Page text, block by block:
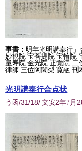
事書： 明年光明講奉行」
妙観院 宝菩提院 宝輪院
量寿院 金光院 正覚院 二
律師 三位阿闍梨 寛融 刊
光明講奉行合点状
う函/31/18/ 文安2年7月